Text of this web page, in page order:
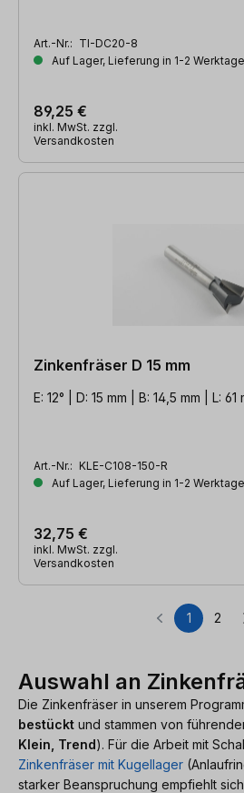
Art.-Nr.: TI-DC20-8
Auf Lager, Lieferung in 1-2
89,25 €
inkl. MwSt. zzgl.
Versandkosten
Zinkenfräser D 15 mm
E: 12° | D: 15 mm | B: 14,5 mm | L: 61
Art.-Nr.: KLE-C108-150-R
Auf Lager, Lieferung in 1-2
32,75 €
inkl. MwSt. zzgl.
Versandkosten
Seite
1 2
Auswahl an
Die Zinkenfräser in unserem
bestückt und stammen von
Klein, Trend). Für die Arbeit mit
Zinkenfräser mit Kugellager
starker Beanspruchung empfiehlt